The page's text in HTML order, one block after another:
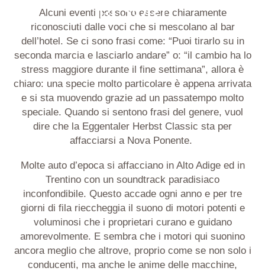
Alcuni eventi possono essere chiaramente
riconosciuti dalle voci che si mescolano al bar
dell’hotel. Se ci sono frasi come: “Puoi tirarlo su in
seconda marcia e lasciarlo andare” o: “il cambio ha lo
stress maggiore durante il fine settimana”, allora è
chiaro: una specie molto particolare è appena arrivata
e si sta muovendo grazie ad un passatempo molto
speciale. Quando si sentono frasi del genere, vuol
dire che la Eggentaler Herbst Classic sta per
affacciarsi a Nova Ponente.
Molte auto d’epoca si affacciano in Alto Adige ed in
Trentino con un soundtrack paradisiaco
inconfondibile. Questo accade ogni anno e per tre
giorni di fila rieccheggia il suono di motori potenti e
voluminosi che i proprietari curano e guidano
amorevolmente. E sembra che i motori qui suonino
ancora meglio che altrove, proprio come se non solo i
conducenti, ma anche le anime delle macchine,